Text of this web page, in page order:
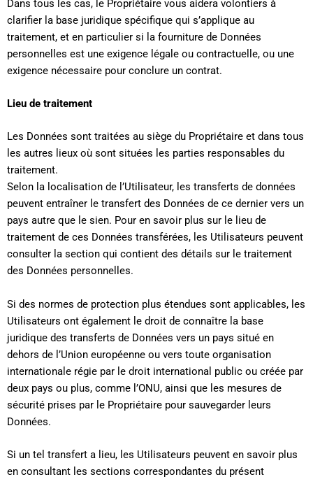
Dans tous les cas, le Propriétaire vous aidera volontiers à
clarifier la base juridique spécifique qui s’applique au
traitement, et en particulier si la fourniture de Données
personnelles est une exigence légale ou contractuelle, ou une
exigence nécessaire pour conclure un contrat.
Lieu de traitement
Les Données sont traitées au siège du Propriétaire et dans tous
les autres lieux où sont situées les parties responsables du
traitement.
Selon la localisation de l’Utilisateur, les transferts de données
peuvent entraîner le transfert des Données de ce dernier vers un
pays autre que le sien. Pour en savoir plus sur le lieu de
traitement de ces Données transférées, les Utilisateurs peuvent
consulter la section qui contient des détails sur le traitement
des Données personnelles.
Si des normes de protection plus étendues sont applicables, les
Utilisateurs ont également le droit de connaître la base
juridique des transferts de Données vers un pays situé en
dehors de l’Union européenne ou vers toute organisation
internationale régie par le droit international public ou créée par
deux pays ou plus, comme l’ONU, ainsi que les mesures de
sécurité prises par le Propriétaire pour sauvegarder leurs
Données.
Si un tel transfert a lieu, les Utilisateurs peuvent en savoir plus
en consultant les sections correspondantes du présent